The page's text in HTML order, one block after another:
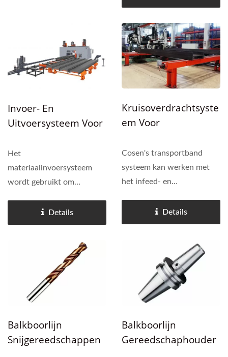
geconfigureerd via een
HMI-touchscreen. Het
wisselen van gereedschap
is snel en soepel.
Gereedschapslengte...
Invoer- En
Uitvoersysteem Voor
Het
materiaalinvoersysteem
wordt gebruikt om
snijzone te voeren. Via het
materiaaluitlijnsysteem
recht uitgelijnd voor
nauwkeurige bewerking of
snijden....
Details
Kruisoverdrachtsyste
Em Voor
Cosen's transportband
systeem kan werken met
het infeed- en
aangedreven roltafel) of
een tussenliggende
gebruikers in staat om
meerdere stukken
materiaal...
Details
Balkboorlijn
Snijgereedschappen
Balkboorlijn
Gereedschaphouder